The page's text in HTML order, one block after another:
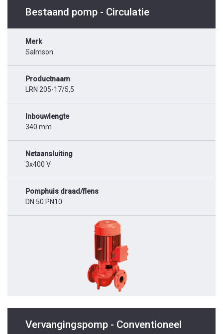
Bestaand pomp - Circulatie
Merk
Salmson
Productnaam
LRN 205-17/5,5
Inbouwlengte
340 mm
Netaansluiting
3x400 V
Pomphuis draad/flens
DN 50 PN10
Vervangingspomp - Conventioneel